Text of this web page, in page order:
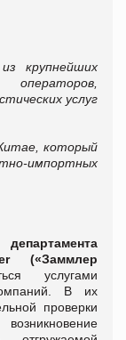
крупнейших
услуг
который
импортных
(«Заммлер
услугами
В их
проверки